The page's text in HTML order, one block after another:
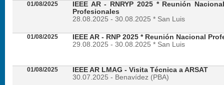
01/08/2025
IEEE AR - RNRYP 2025 * Reunión
Profesionales
28.08.2025 - 30.08.2025 * San Luis
01/08/2025
IEEE AR - RNP 2025 * Reunión Nacional
29.08.2025 - 30.08.2025 * San Luis
01/08/2025
IEEE AR LMAG - Visita Técnica a ARSAT
30.07.2025 - Benavídez (PBA)